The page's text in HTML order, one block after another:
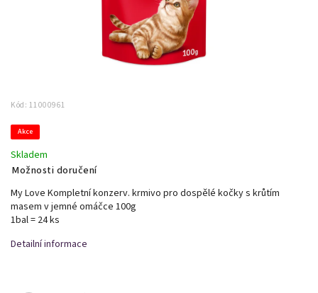
Kód: 11000961
Akce
Skladem
Možnosti doručení
My Love Kompletní konzerv. krmivo pro dospělé kočky s krůtím
masem v jemné omáčce 100g
1bal = 24 ks
Detailní informace